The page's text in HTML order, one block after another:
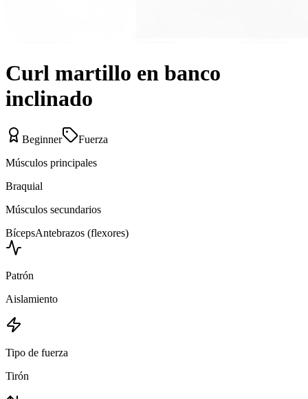
Curl martillo en banco
inclinado
Beginner
Fuerza
Músculos principales
Braquial
Músculos secundarios
BícepsAntebrazos (flexores)
Patrón
Aislamiento
Tipo de fuerza
Tirón